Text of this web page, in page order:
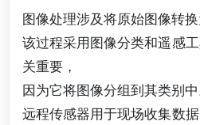
图像处理涉及将原始图像转换
该过程采用图像分类和遥感
关重要，
因为它将图像分组到其类别中
远程传感器用于现场收集数